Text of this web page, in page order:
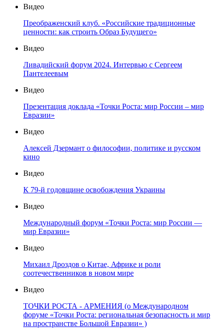
Видео
Преображенский клуб. «Российские традиционные
ценности: как строить Образ Будущего»
Видео
Ливадийский форум 2024. Интервью с Сергеем
Пантелеевым
Видео
Презентация доклада «Точки Роста: мир России – мир
Евразии»
Видео
Алексей Дзермант о философии, политике и русском
кино
Видео
К 79-й годовщине освобождения Украины
Видео
Международный форум «Точки Роста: мир России —
мир Евразии»
Видео
Михаил Дроздов о Китае, Африке и роли
соотечественников в новом мире
Видео
ТОЧКИ РОСТА - АРМЕНИЯ (о Международном
форуме «Точки Роста: региональная безопасность и мир
на пространстве Большой Евразии» )